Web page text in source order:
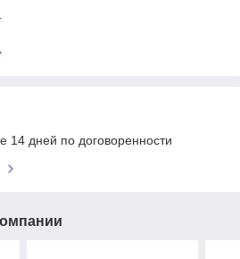
14 дней по договоренности